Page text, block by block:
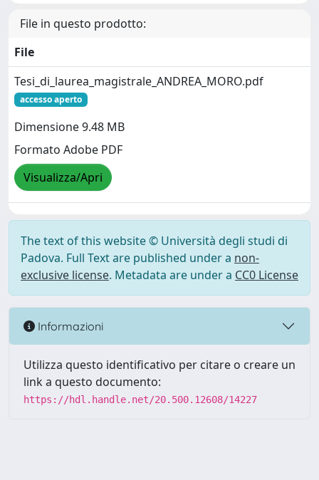
File in questo prodotto:
File
Tesi_di_laurea_magistrale_ANDREA_MORO.pdf
accesso aperto
Dimensione 9.48 MB
Formato Adobe PDF
Visualizza/Apri
The text of this website © Università degli studi di
Padova. Full Text are published under a non-
exclusive license. Metadata are under a CC0 License
Informazioni
Utilizza questo identificativo per citare o creare un
link a questo documento:
https://hdl.handle.net/20.500.12608/14227